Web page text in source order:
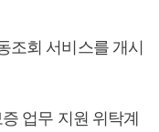
조회 서비스를 개시
업무 지원 위탁계